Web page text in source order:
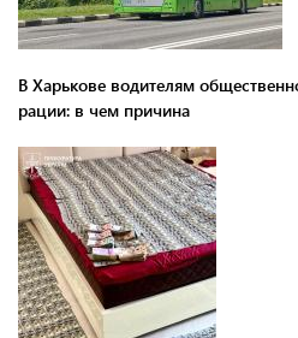
В Харькове водителям
рации: в чем причина